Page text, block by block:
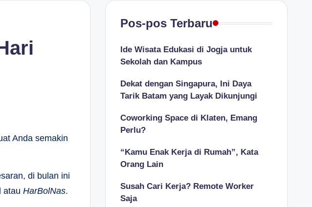
Anda semakin
di bulan ini
atau HarBolNas.
Pos-pos Terbaru
Ide Wisata Edukasi di Jogja untuk
Sekolah dan Kampus
Dekat dengan Singapura, Ini Daya
Tarik Batam yang Layak Dikunjungi
Coworking Space di Klaten, Emang
Perlu?
“Kamu Enak Kerja di Rumah”, Kata
Orang Lain
Susah Cari Kerja? Remote Worker
Saja